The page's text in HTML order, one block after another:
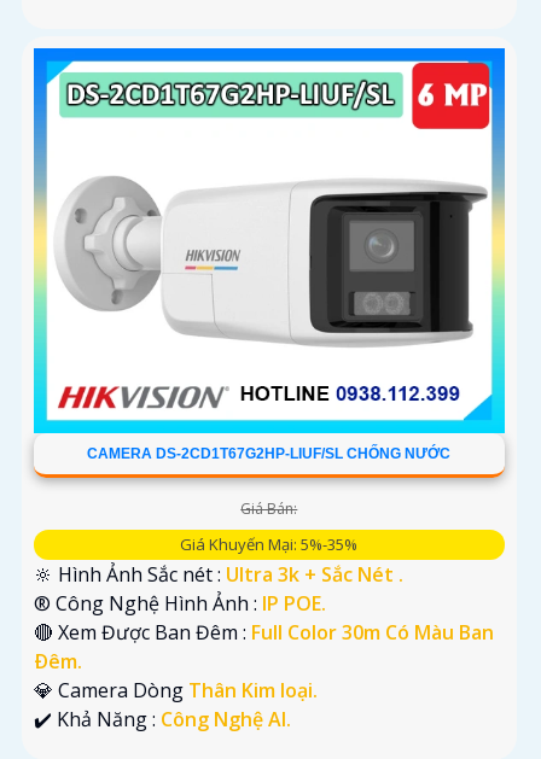
CAMERA DS-2CD1T67G2HP-LIUF/SL CHỐNG NƯỚC
Giá Bán:
Giá Khuyến Mại: 5%-35%
🔆 Hình Ảnh Sắc nét : Ultra 3k + Sắc Nét .
®️ Công Nghệ Hình Ảnh : IP POE.
🔴 Xem Được Ban Đêm : Full Color 30m Có Màu Ban
Ðêm.
💎 Camera Dòng Thân Kim loại.
️✔️ Khả Năng : Công Nghệ AI.